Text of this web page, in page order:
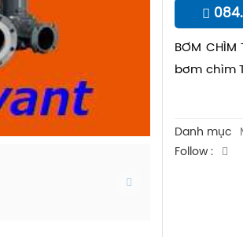
BƠM CHÌM
bơm chìm
bơm chìm
Danh mục
Follow :